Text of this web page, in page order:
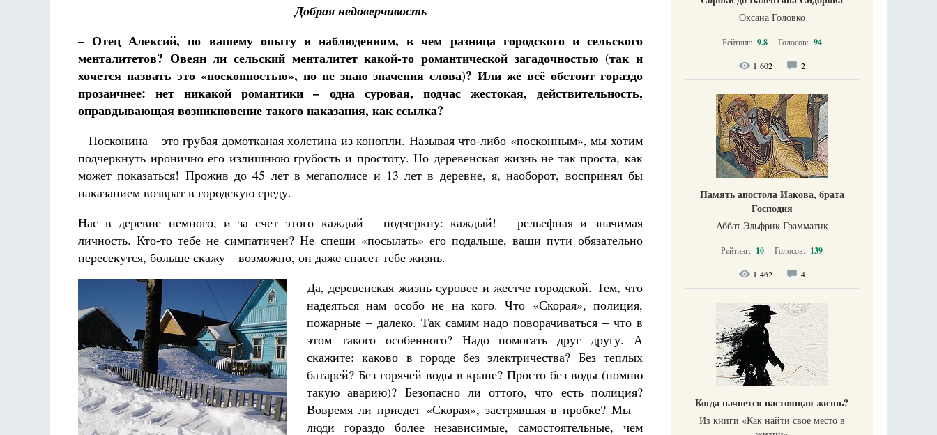
Добрая недоверчивость
– Отец Алексий, по вашему опыту и наблюдениям, в чем разница городского и сельского
менталитетов? Овеян ли сельский менталитет какой-то романтической загадочностью (так и
хочется назвать это «посконностью», но не знаю значения слова)? Или же всё обстоит гораздо
прозаичнее: нет никакой романтики – одна суровая, подчас жестокая, действительность,
оправдывающая возникновение такого наказания, как ссылка?
– Посконина – это грубая домотканая холстина из конопли. Называя что-либо «посконным», мы хотим
подчеркнуть иронично его излишнюю грубость и простоту. Но деревенская жизнь не так проста, как
может показаться! Прожив до 45 лет в мегаполисе и 13 лет в деревне, я, наоборот, воспринял бы
наказанием возврат в городскую среду.
Нас в деревне немного, и за счет этого каждый – подчеркну: каждый! – рельефная и значимая
личность. Кто-то тебе не симпатичен? Не спеши «посылать» его подальше, ваши пути обязательно
пересекутся, больше скажу – возможно, он даже спасет тебе жизнь.
Да, деревенская жизнь суровее и жестче городской. Тем, что
надеяться нам особо не на кого. Что «Скорая», полиция,
пожарные – далеко. Так самим надо поворачиваться – что в
этом такого особенного? Надо помогать друг другу. А
скажите: каково в городе без электричества? Без теплых
батарей? Без горячей воды в кране? Просто без воды (помню
такую аварию)? Безопасно ли оттого, что есть полиция?
Вовремя ли приедет «Скорая», застрявшая в пробке? Мы –
люди гораздо более независимые, самостоятельные, чем
Оксана Головко
Рейтинг: 9.8 Голосов: 94
1 602 2
Память апостола Иакова, брата
Господня
Аббат Эльфрик Грамматик
Рейтинг: 10 Голосов: 139
1 462 4
Когда начнется настоящая жизнь?
Из книги «Как найти свое место в